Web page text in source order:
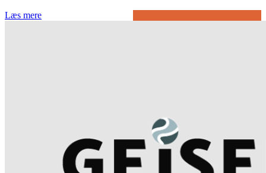
Læs mere